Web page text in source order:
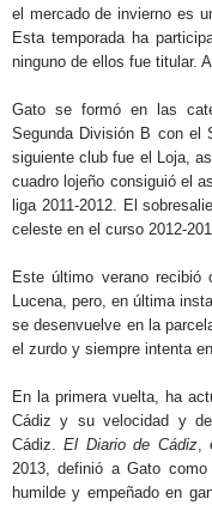
el mercado de invierno es
Esta temporada ha
ninguno de ellos fue titular.
Gato se formó en las
Segunda División B con el
siguiente club fue el Loja,
cuadro lojeño consiguió el
liga 2011-2012. El
celeste en el curso 2012-
Este último verano recibió
Lucena, pero, en última
se desenvuelve en la
el zurdo y siempre intenta
En la primera vuelta, ha
Cádiz y su velocidad y
Cádiz.El Diario de Cádiz,
2013, definió a Gato
humilde y empeñado en